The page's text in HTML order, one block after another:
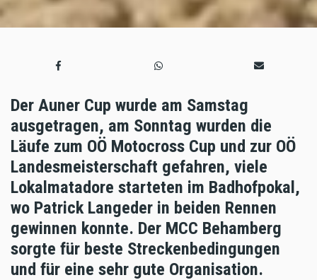
Der Auner Cup wurde am Samstag
ausgetragen, am Sonntag wurden die
Läufe zum OÖ Motocross Cup und zur OÖ
Landesmeisterschaft gefahren, viele
Lokalmatadore starteten im Badhofpokal,
wo Patrick Langeder in beiden Rennen
gewinnen konnte. Der MCC Behamberg
sorgte für beste Streckenbedingungen
und für eine sehr gute Organisation.